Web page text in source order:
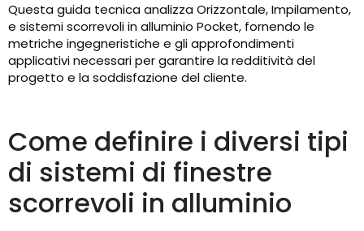
Questa guida tecnica analizza Orizzontale, Impilamento,
e sistemi scorrevoli in alluminio Pocket, fornendo le
metriche ingegneristiche e gli approfondimenti
applicativi necessari per garantire la redditività del
progetto e la soddisfazione del cliente.
Come definire i diversi tipi
di sistemi di finestre
scorrevoli in alluminio